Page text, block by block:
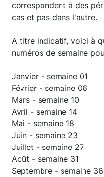
correspondent à des
cas et pas dans l'autre.
A titre indicatif, voici à
numéros de semaine
Janvier - semaine 01
Février - semaine 06
Mars - semaine 10
Avril - semaine 14
Mai - semaine 18
Juin - semaine 23
Juillet - semaine 27
Août - semaine 31
Septembre - semaine 36